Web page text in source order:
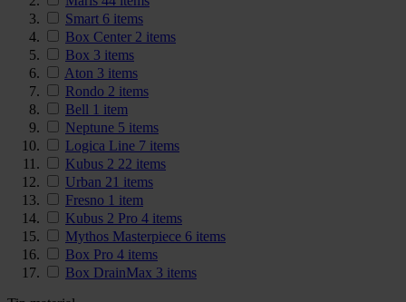
Smart 6 items
Box Center 2 items
Box 3 items
Aton 3 items
Rondo 2 items
Bell 1 item
Neptune 5 items
Logica Line 7 items
Kubus 2 22 items
Urban 21 items
Fresno 1 item
Kubus 2 Pro 4 items
Mythos Masterpiece 6 items
Box Pro 4 items
Box DrainMax 3 items